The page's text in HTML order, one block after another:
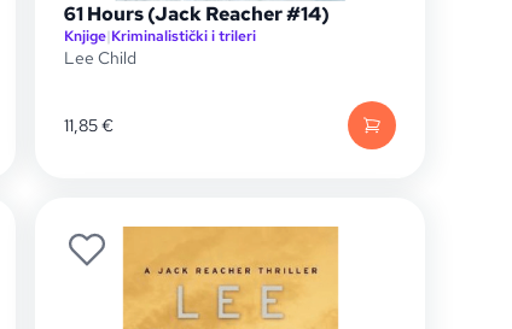
61 Hours (Jack Reacher #14)
Knjige|Kriminalistički i trileri
Lee Child
11,85€